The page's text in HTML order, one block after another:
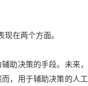
在两个方面。
助决策的手段。未来，
，用于辅助决策的人工